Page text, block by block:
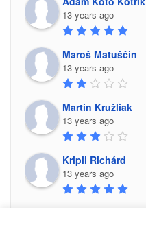
13 years ago
Maroš Matuščin
13 years ago
Martin Kružliak
13 years ago
Kripli Richárd
13 years ago